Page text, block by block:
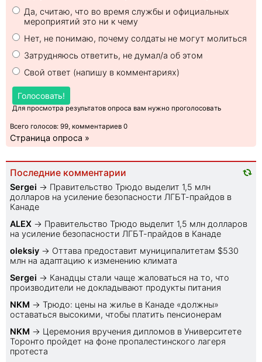
Да, считаю, что во время службы и официальных
мероприятий это ни к чему
Нет, не понимаю, почему солдаты не могут молиться
Затрудняюсь ответить, не думал/а об этом
Свой ответ (напишу в комментариях)
Голосовать!
Для просмотра результатов опроса вам нужно проголосовать
Всего голосов: 99, комментариев 0
Страница опроса »
Последние комментарии
Sеrgei → Правительство Трюдо выделит 1,5 млн
долларов на усиление безопасности ЛГБТ-прайдов в
Канаде
ALEX → Правительство Трюдо выделит 1,5 млн долларов
на усиление безопасности ЛГБТ-прайдов в Канаде
oleksiy → Оттава предоставит муниципалитетам $530
млн на адаптацию к изменению климата
Sеrgei → Канадцы стали чаще жаловаться на то, что
производители не докладывают продукты питания
NKM → Трюдо: цены на жилье в Канаде «должны»
оставаться высокими, чтобы платить пенсионерам
NKM → Церемония вручения дипломов в Университете
Торонто пройдет на фоне пропалестинского лагеря
протеста